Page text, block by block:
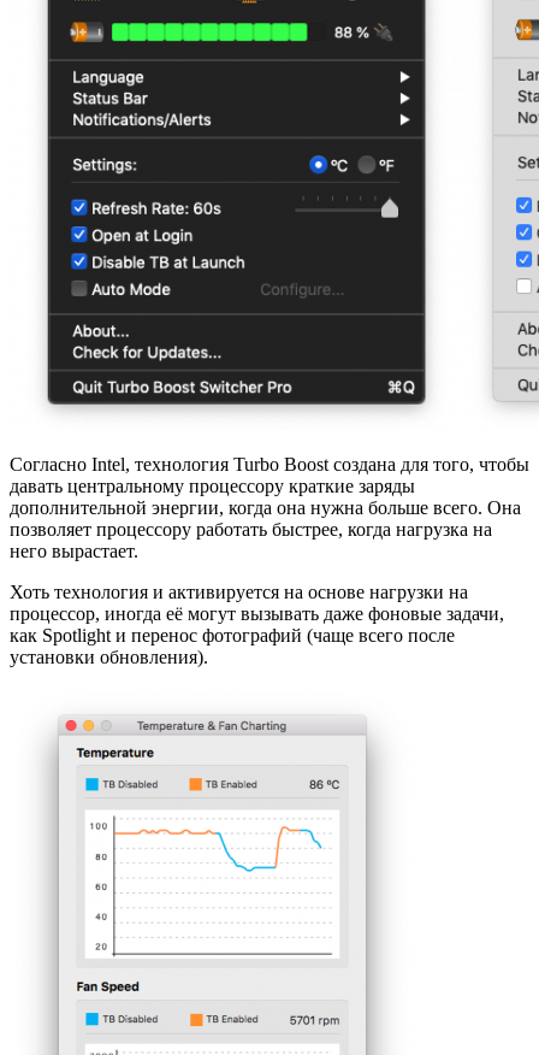
Согласно Intel, технология Turbo Boost создана для того, чтобы
давать центральному процессору краткие заряды
дополнительной энергии, когда она нужна больше всего. Она
позволяет процессору работать быстрее, когда нагрузка на
него вырастает.
Хоть технология и активируется на основе нагрузки на
процессор, иногда её могут вызывать даже фоновые задачи,
как Spotlight и перенос фотографий (чаще всего после
установки обновления).